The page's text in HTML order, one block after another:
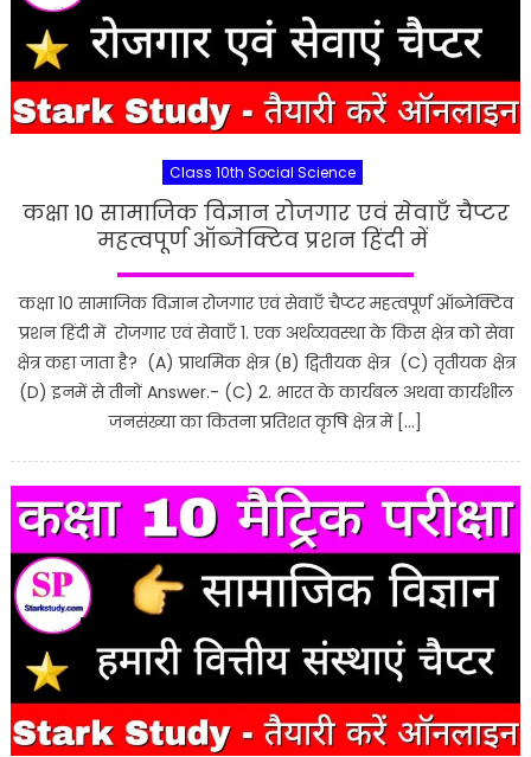
Class 10th Social Science
कक्षा 10 सामाजिक विज्ञान रोजगार एवं सेवाएँ चैप्टर
महत्वपूर्ण ऑब्जेक्टिव प्रशन हिंदी में
कक्षा 10 सामाजिक विज्ञान रोजगार एवं सेवाएँ चैप्टर महत्वपूर्ण ऑब्जेक्टिव
प्रशन हिंदी में रोजगार एवं सेवाएँ 1. एक अर्थव्यवस्था के किस क्षेत्र को सेवा
क्षेत्र कहा जाता है? (A) प्राथमिक क्षेत्र (B) द्वितीयक क्षेत्र (C) तृतीयक क्षेत्र
(D) इनमें से तीनों Answer.- (C) 2. भारत के कार्यबल अथवा कार्यशील
जनसंख्या का कितना प्रतिशत कृषि क्षेत्र में […]